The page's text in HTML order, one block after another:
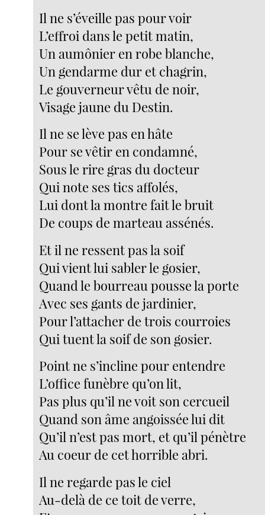
Il ne s’éveille pas pour voir
L’effroi dans le petit matin,
Un aumônier en robe blanche,
Un gendarme dur et chagrin,
Le gouverneur vêtu de noir,
Visage jaune du Destin.
Il ne se lève pas en hâte
Pour se vêtir en condamné,
Sous le rire gras du docteur
Qui note ses tics affolés,
Lui dont la montre fait le bruit
De coups de marteau assénés.
Et il ne ressent pas la soif
Qui vient lui sabler le gosier,
Quand le bourreau pousse la porte
Avec ses gants de jardinier,
Pour l’attacher de trois courroies
Qui tuent la soif de son gosier.
Point ne s’incline pour entendre
L’office funèbre qu’on lit,
Pas plus qu’il ne voit son cercueil
Quand son âme angoissée lui dit
Qu’il n’est pas mort, et qu’il pénètre
Au coeur de cet horrible abri.
Il ne regarde pas le ciel
Au-delà de ce toit de verre,